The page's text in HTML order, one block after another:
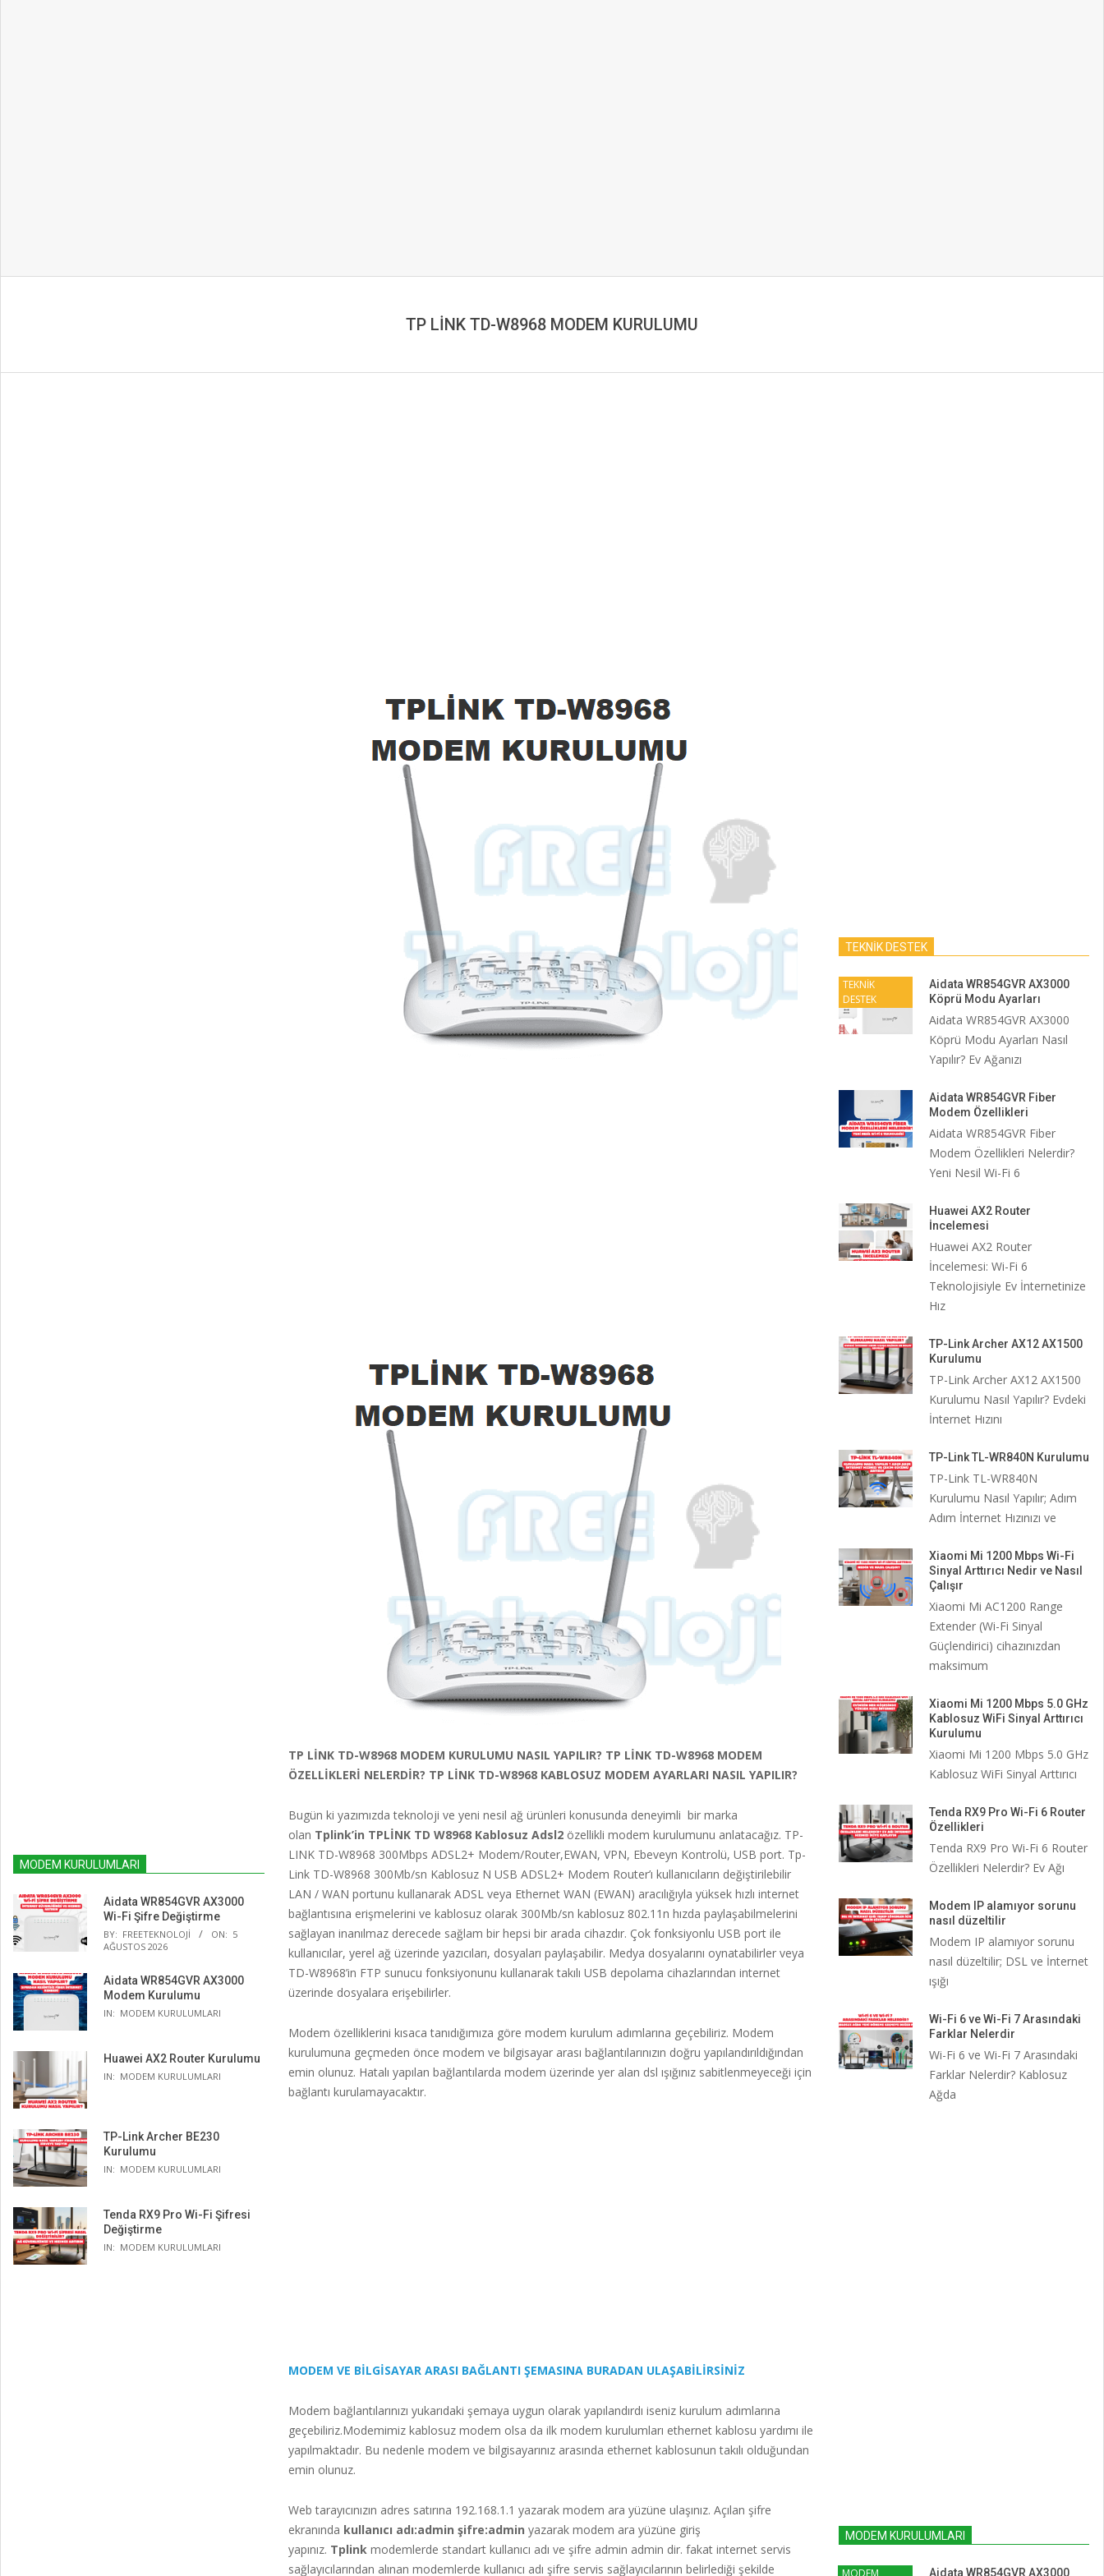
TP LİNK TD-W8968 MODEM KURULUMU
TP LİNK TD-W8968 MODEM KURULUMU NASIL YAPILIR? TP LİNK TD-W8968 MODEM
ÖZELLİKLERİ NELERDİR? TP LİNK TD-W8968 KABLOSUZ MODEM AYARLARI NASIL YAPILIR?
Bugün ki yazımızda teknoloji ve yeni nesil ağ ürünleri konusunda deneyimli bir marka
olan Tplink’in TPLİNK TD W8968 Kablosuz Adsl2özellikli modem kurulumunu anlatacağız. TP-
LINK TD-W8968 300Mbps ADSL2+ Modem/Router,EWAN, VPN, Ebeveyn Kontrolü, USB port. Tp-
Link TD-W8968 300Mb/sn Kablosuz N USB ADSL2+ Modem Router’ı kullanıcıların değiştirilebilir
LAN / WAN portunu kullanarak ADSL veya Ethernet WAN (EWAN) aracılığıyla yüksek hızlı internet
bağlantısına erişmelerini ve kablosuz olarak 300Mb/sn kablosuz 802.11n hızda paylaşabilmelerini
sağlayan inanılmaz derecede sağlam bir hepsi bir arada cihazdır. Çok fonksiyonlu USB port ile
kullanıcılar, yerel ağ üzerinde yazıcıları, dosyaları paylaşabilir. Medya dosyalarını oynatabilirler veya
TD-W8968’in FTP sunucu fonksiyonunu kullanarak takılı USB depolama cihazlarından internet
üzerinde dosyalara erişebilirler.
Modem özelliklerini kısaca tanıdığımıza göre modem kurulum adımlarına geçebiliriz. Modem
kurulumuna geçmeden önce modem ve bilgisayar arası bağlantılarınızın doğru yapılandırıldığından
emin olunuz. Hatalı yapılan bağlantılarda modem üzerinde yer alan dsl ışığınız sabitlenmeyeceği için
bağlantı kurulamayacaktır.
MODEM VE BİLGİSAYAR ARASI BAĞLANTI ŞEMASINA BURADAN ULAŞABİLİRSİNİZ
Modem bağlantılarınızı yukarıdaki şemaya uygun olarak yapılandırdı iseniz kurulum adımlarına
geçebiliriz.Modemimiz kablosuz modem olsa da ilk modem kurulumları ethernet kablosu yardımı ile
yapılmaktadır. Bu nedenle modem ve bilgisayarınız arasında ethernet kablosunun takılı olduğundan
emin olunuz.
Web tarayıcınızın adres satırına 192.168.1.1 yazarak modem ara yüzüne ulaşınız. Açılan şifre
ekranında kullanıcı adı:admin şifre:admin yazarak modem ara yüzüne giriş
yapınız. Tplinkmodemlerde standart kullanıcı adı ve şifre admin admin dir. fakat internet servis
sağlayıcılarından alınan modemlerde kullanıcı adı şifre servis sağlayıcılarının belirlediği şekilde
MODEM KURULUMLARI
Aidata WR854GVR AX3000
Wi-Fi Şifre Değiştirme
BY: FREETEKNOLOJI ON: 5
AĞUSTOS 2026
Aidata WR854GVR AX3000
Modem Kurulumu
IN: MODEM KURULUMLARI
Huawei AX2 Router Kurulumu
IN: MODEM KURULUMLARI
TP-Link Archer BE230
Kurulumu
IN: MODEM KURULUMLARI
Tenda RX9 Pro Wi-Fi Şifresi
Değiştirme
IN: MODEM KURULUMLARI
TEKNİK DESTEK
TEKNİK
DESTEK
Aidata WR854GVR AX3000
Köprü Modu Ayarları
Aidata WR854GVR AX3000
Köprü Modu Ayarları Nasıl
Yapılır? Ev Ağanızı
Aidata WR854GVR Fiber
Modem Özellikleri
Aidata WR854GVR Fiber
Modem Özellikleri Nelerdir?
Yeni Nesil Wi-Fi 6
Huawei AX2 Router
İncelemesi
Huawei AX2 Router
İncelemesi: Wi-Fi 6
Teknolojisiyle Ev İnternetinize
Hız
TP-Link Archer AX12 AX1500
Kurulumu
TP-Link Archer AX12 AX1500
Kurulumu Nasıl Yapılır? Evdeki
İnternet Hızını
TP-Link TL-WR840N Kurulumu
TP-Link TL-WR840N
Kurulumu Nasıl Yapılır; Adım
Adım İnternet Hızınızı ve
Xiaomi Mi 1200 Mbps Wi-Fi
Sinyal Arttırıcı Nedir ve Nasıl
Çalışır
Xiaomi Mi AC1200 Range
Extender (Wi-Fi Sinyal
Güçlendirici) cihazınızdan
maksimum
Xiaomi Mi 1200 Mbps 5.0 GHz
Kablosuz WiFi Sinyal Arttırıcı
Kurulumu
Xiaomi Mi 1200 Mbps 5.0 GHz
Kablosuz WiFi Sinyal Arttırıcı
Tenda RX9 Pro Wi-Fi 6 Router
Özellikleri
Tenda RX9 Pro Wi-Fi 6 Router
Özellikleri Nelerdir? Ev Ağı
Modem IP alamıyor sorunu
nasıl düzeltilir
Modem IP alamıyor sorunu
nasıl düzeltilir; DSL ve İnternet
ışığı
Wi-Fi 6 ve Wi-Fi 7 Arasındaki
Farklar Nelerdir
Wi-Fi 6 ve Wi-Fi 7 Arasındaki
Farklar Nelerdir? Kablosuz
Ağda
MODEM KURULUMLARI
MODEM Aidata WR854GVR AX3000